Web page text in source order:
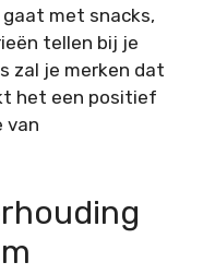
met snacks,
tellen bij je
zal je merken dat
het een positief
van